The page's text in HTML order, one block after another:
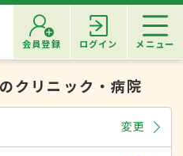
会員登録 ログイン メニュー
のクリニック・病院
変更